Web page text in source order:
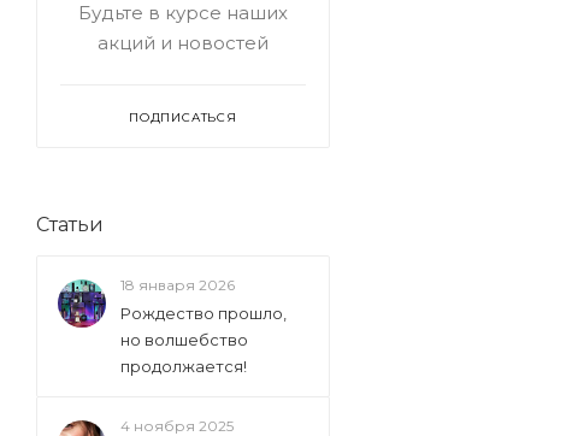
Будьте в курсе наших
акций и новостей
ПОДПИСАТЬСЯ
Статьи
18 января 2026
Рождество прошло,
но волшебство
продолжается!
4 ноября 2025